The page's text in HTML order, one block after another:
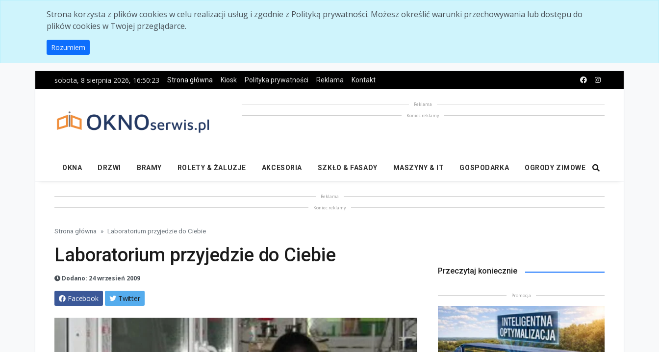
Strona korzysta z plików cookies w celu realizacji usług i zgodnie z Polityką prywatności. Możesz określić warunki przechowywania lub dostępu do
plików cookies w Twojej przeglądarce.
Rozumiem
sobota, 8 sierpnia 2026, 16:50:24 Strona główna Kiosk Polityka prywatności Reklama Kontakt
Reklama
Koniec reklamy
OKNA DRZWI BRAMY ROLETY & ŻALUZJE AKCESORIA SZKŁO & FASADY MASZYNY & IT GOSPODARKA OGRODY ZIMOWE
Reklama
Koniec reklamy
Strona główna Laboratorium przyjedzie do Ciebie
Laboratorium przyjedzie do Ciebie
Dodano: 24 wrzesień 2009
Facebook Twitter
Przeczytaj koniecznie
Promocja